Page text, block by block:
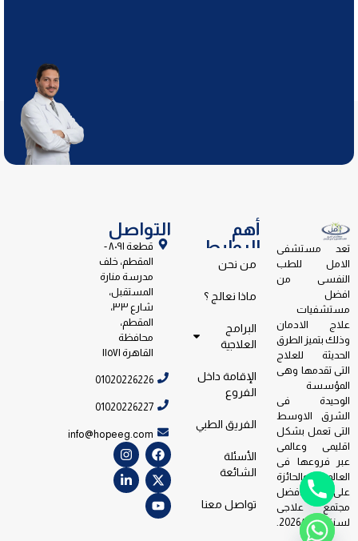
تعد مستشفى
الامل للطب
النفسى من
افضل
مستشفيات
علاج الادمان
وذلك بتميز الطرق
الحديثة للعلاج
التى تقدمها وهى
المؤسسة
الوحيدة فى
الشرق الاوسط
التى تعمل بشكل
اقليمى وعالمى
عبر فروعها فى
العالم والحائزة
على جائزة افضل
مجتمع علاجى
لسنة 2026/2023.
أهم
الروابط
من نحن
ماذا نعالج ؟
البرامج
العلاجية
الإقامة داخل
الفروع
الفريق الطبي
الأسئلة
الشائعة
تواصل معنا
التواصل
قطعة ٨٠٩١ -
المقطم، خلف
مدرسة منارة
المستقبل،
شارع ٣٣،
المقطم،
محافظة
القاهرة ١١٥٧١
01020226226
01020226227
info@hopeeg.com